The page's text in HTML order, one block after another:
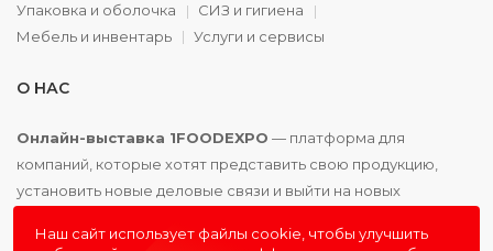
Упаковка и оболочка
СИЗ и гигиена
Мебель и инвентарь
Услуги и сервисы
О НАС
Онлайн-выставка 1FOODEXPO — платформа для
компаний, которые хотят представить свою продукцию,
установить новые деловые связи и выйти на новых
Наш сайт использует файлы cookie, чтобы улучшить